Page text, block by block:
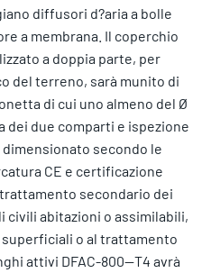
diffusori d?aria a bolle
a membrana. Il coperchio
a doppia parte, per
del terreno, sarà munito di
di cui uno almeno del Ø
dei due comparti e ispezione
secondo le
CE e certificazione
secondario dei
civili abitazioni o assimilabili,
o al trattamento
attivi DFAC-800--T4 avrà